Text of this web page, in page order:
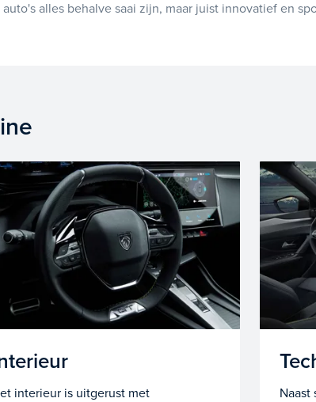
alles behalve saai zijn, maar juist innovatief en
interieur is uitgerust met
Naast